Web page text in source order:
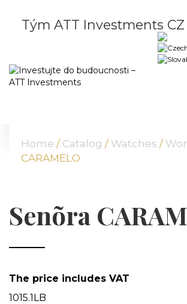
Tým ATT Investments CZ
OUR OFFER
MEDIA
CONTACT
Home / Catalog / Watches /
CARAMELO
Senõra
The price includes VAT
1015.1LB